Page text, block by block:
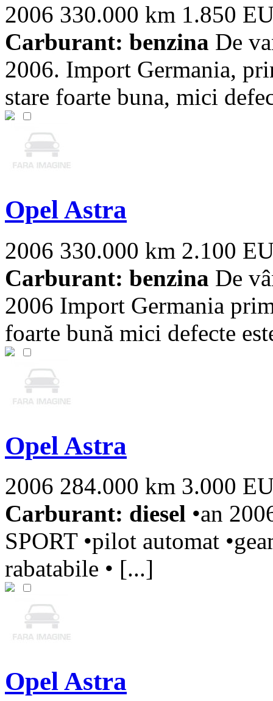
2006 330.000 km 1.850
Carburant: benzina De
2006. Import Germania,
stare foarte buna, mici
Opel Astra
2006 330.000 km 2.100
Carburant: benzina De
2006 Import Germania
foarte bună mici defecte
Opel Astra
2006 284.000 km 3.000
Carburant: diesel •an
SPORT •pilot automat
rabatabile • [...]
Opel Astra